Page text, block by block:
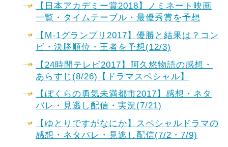
【日本アカデミー賞2018】ノミネート映画
一覧・タイムテーブル・最優秀賞を予想
【M-1グランプリ2017】優勝と結果は？コン
ビ・決勝順位・王者を予想(12/3)
【24時間テレビ2017】阿久悠物語の感想・
あらすじ(8/26)【ドラマスペシャル】
【ぼくらの勇気未満都市2017】感想・ネタ
バレ・見逃し配信・実況(7/21)
【ゆとりですがなにか】スペシャルドラマの
感想・ネタバレ・見逃し配信(7/2・7/9)